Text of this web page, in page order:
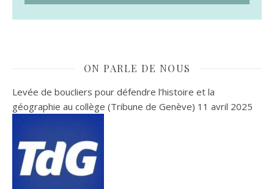
ON PARLE DE NOUS
Levée de boucliers pour défendre l’histoire et la
géographie au collège (Tribune de Genève) 11 avril 2025